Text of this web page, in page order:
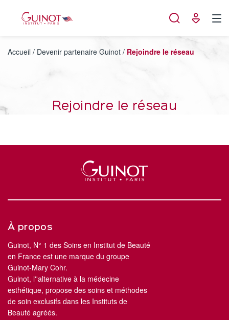
Accueil / Devenir partenaire Guinot / Rejoindre le réseau
Rejoindre le réseau
À propos
Guinot, N° 1 des Soins en Institut de Beauté
en France est une marque du groupe
Guinot-Mary Cohr.
Guinot, l''alternative à la médecine
esthétique, propose des soins et méthodes
de soin exclusifs dans les Instituts de
Beauté agréés.